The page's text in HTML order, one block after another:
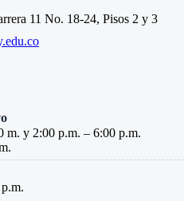
11 No. 18-24, Pisos 2 y 3
m. y 2:00 p.m. – 6:00 p.m.